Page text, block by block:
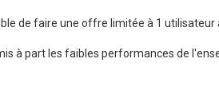
de faire une offre limitée à 1 utilisateur
à part les faibles performances de